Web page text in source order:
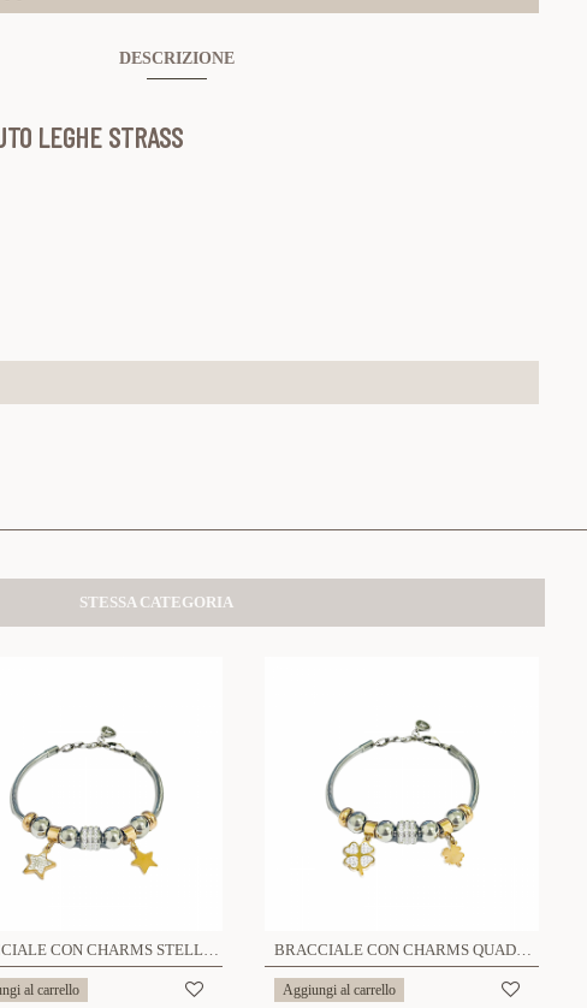
DESCRIZIONE
LEGHE STRASS
STESSA CATEGORIA
BRACCIALE CON CHARMS STELLA - JN2131668B30
al carrello
BRACCIALE CON CHARMS QUADRIFOGLIO - JN2131668B29
Aggiungi al carrello